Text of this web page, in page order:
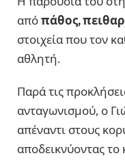
απόπάθος,
στοιχεία που τον
αθλητή.
Παρά τις
ανταγωνισμού, ο
απέναντι στους
αποδεικνύοντας το